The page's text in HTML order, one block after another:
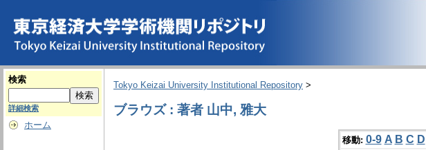
検索
詳細検索
ホーム
Tokyo Keizai University Institutional Repository >
ブラウズ : 著者 山中, 雅大
移動: 0-9 A B C D